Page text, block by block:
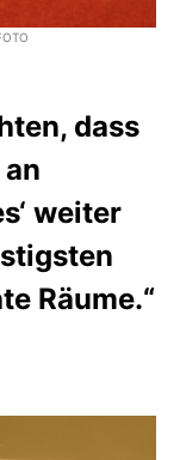
dass
weiter
Räume.“